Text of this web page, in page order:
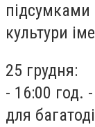
культури
25 грудня:
- 16:00 год.
для